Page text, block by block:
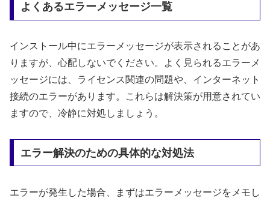
よくあるエラーメッセージ一覧
インストール中にエラーメッセージが表示されることがあ
りますが、心配しないでください。よく見られるエラーメ
ッセージには、ライセンス関連の問題や、インターネット
接続のエラーがあります。これらは解決策が用意されてい
ますので、冷静に対処しましょう。
エラー解決のための具体的な対処法
エラーが発生した場合、まずはエラーメッセージをメモし